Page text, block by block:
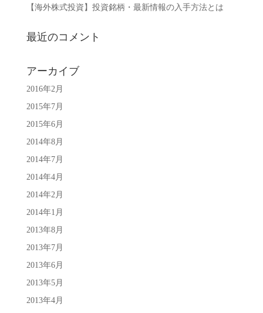
【海外株式投資】投資銘柄・最新情報の入手方法とは
最近のコメント
アーカイブ
2016年2月
2015年7月
2015年6月
2014年8月
2014年7月
2014年4月
2014年2月
2014年1月
2013年8月
2013年7月
2013年6月
2013年5月
2013年4月